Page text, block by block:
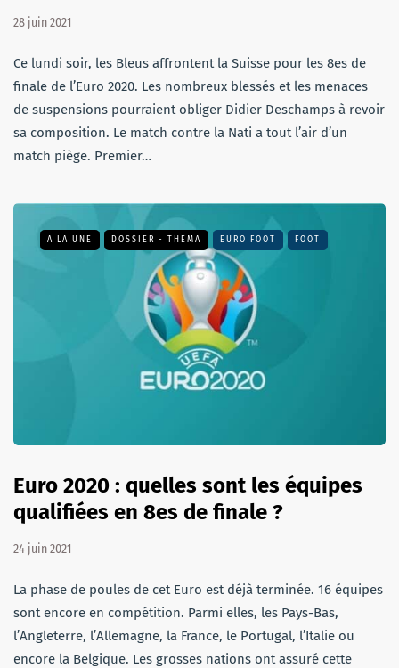
28 juin 2021
Ce lundi soir, les Bleus affrontent la Suisse pour les 8es de
finale de l’Euro 2020. Les nombreux blessés et les menaces
de suspensions pourraient obliger Didier Deschamps à revoir
sa composition. Le match contre la Nati a tout l’air d’un
match piège. Premier…
A LA UNE DOSSIER - THEMA EURO FOOT FOOT
Euro 2020 : quelles sont les équipes
qualifiées en 8es de finale ?
24 juin 2021
La phase de poules de cet Euro est déjà terminée. 16 équipes
sont encore en compétition. Parmi elles, les Pays-Bas,
l’Angleterre, l’Allemagne, la France, le Portugal, l’Italie ou
encore la Belgique. Les grosses nations ont assuré cette